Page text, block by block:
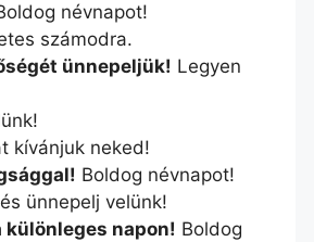
névnapot!
számodra.
ünnepeljük! Legyen
kívánjuk neked!
Boldog névnapot!
ünnepelj velünk!
napon! Boldog